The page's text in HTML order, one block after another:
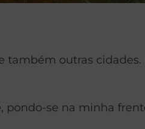
outras
se na minha